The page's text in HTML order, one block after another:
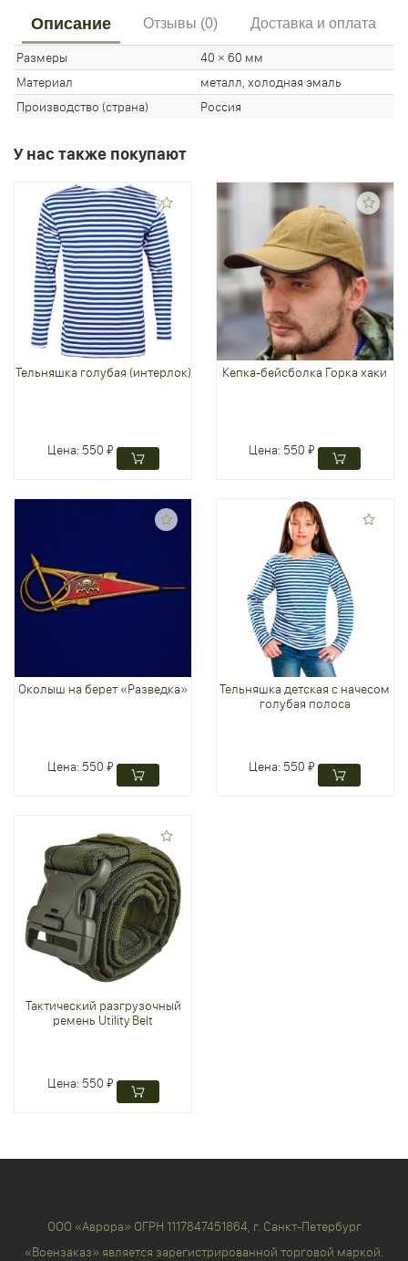
Описание Отзывы (0) Доставка и оплата
Размеры
40 × 60 мм
Материал
металл, холодная эмаль
Производство (страна)
Россия
У нас также покупают
Тельняшка голубая (интерлок)
Цена: 550 ₽
Кепка-бейсболка Горка хаки
Цена: 550 ₽
Околыш на берет «Разведка»
Цена: 550 ₽
Тельняшка детская с начесом
голубая полоса
Цена: 550 ₽
Тактический разгрузочный
ремень Utility Belt
Цена: 550 ₽
ООО «Аврора» ОГРН 1117847451864, г. Санкт-Петербург
«Воензаказ» является зарегистрированной торговой маркой.